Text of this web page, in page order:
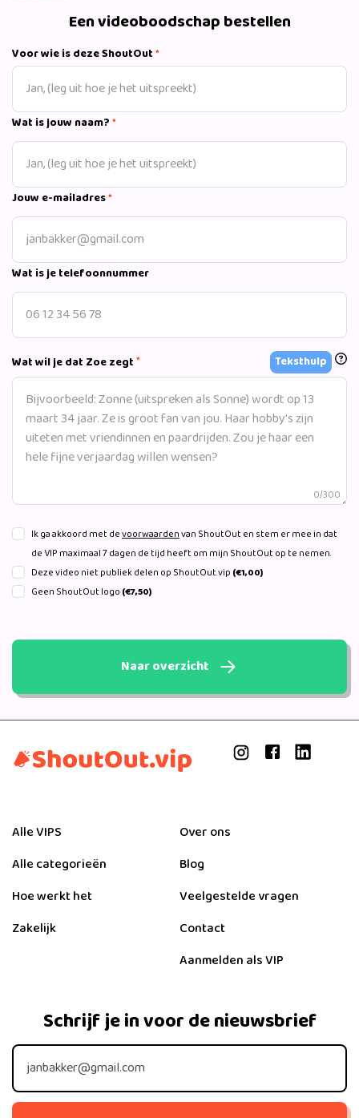
shoppen netflix en met familie zijn! Na een moeilijke
periode zit ik nu weer lekker in mijn vel en heb ik zin om alle
kansen te grijpen die op mijn pad komen Groetjes en dikke
knuffel, zoë
Een videoboodschap bestellen
Voor wie is deze ShoutOut*
Wat is jouw naam?*
Jouw e-mailadres*
Wat is je telefoonnummer
Wat wil je dat Zoe zegt* Teksthulp
0/300
Ik ga akkoord met devoorwaardenvan ShoutOut en stem er mee in dat
de VIP maximaal 7 dagen de tijd heeft om mijn ShoutOut op te nemen.
Deze video niet publiek delen op ShoutOut.vip (€1,00)
Geen ShoutOut logo (€7,50)
Naar overzicht
Alle VIPS
Alle categorieën
Hoe werkt het
Zakelijk
Over ons
Blog
Veelgestelde vragen
Contact
Aanmelden als VIP
Schrijf je in voor de nieuwsbrief